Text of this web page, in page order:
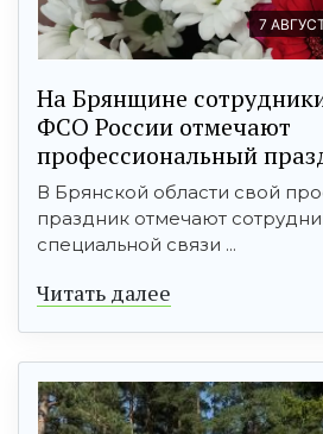
7
На Брянщине
ФСО России отмечают
профессиональный
В Брянской области свой
праздник отмечают
специальной связи ...
Читать далее